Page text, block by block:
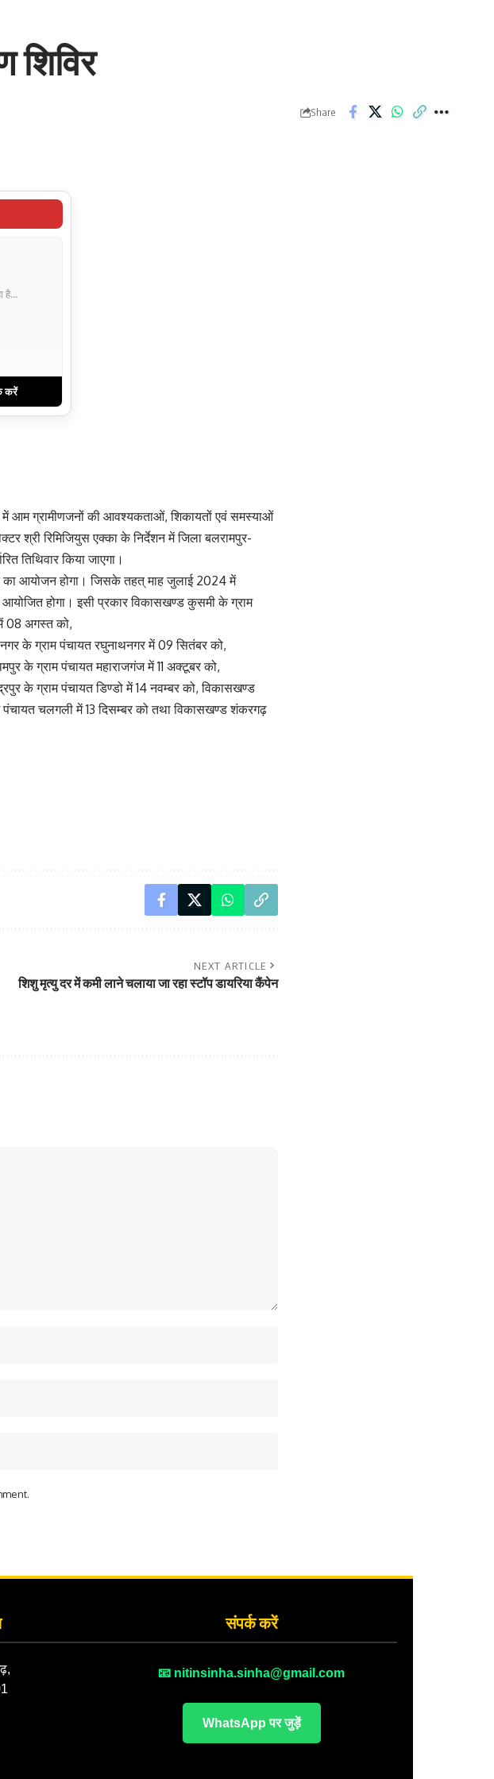
शिविर
Share
है...
करें
में आम ग्रामीणजनों की आवश्यकताओं, शिकायतों एवं समस्याओं
श्री रिमिजियुस एक्का के निर्देशन में जिला बलरामपुर-
तिथिवार किया जाएगा।
का आयोजन होगा। जिसके तहत् माह जुलाई 2024 में
होगा। इसी प्रकार विकासखण्ड कुसमी के ग्राम
08 अगस्त को,
के ग्राम पंचायत रघुनाथनगर में 09 सितंबर को,
के ग्राम पंचायत महाराजगंज में 11 अक्टूबर को,
के ग्राम पंचायत डिण्डो में 14 नवम्बर को, विकासखण्ड
चलगली में 13 दिसम्बर को तथा विकासखण्ड शंकरगढ़
NEXT ARTICLE
शिशु मृत्यु दर में कमी लाने चलाया जा रहा स्टॉप डायरिया कैंपेन
संपर्क करें
📧 nitinsinha.sinha@gmail.com
WhatsApp पर जुड़ें